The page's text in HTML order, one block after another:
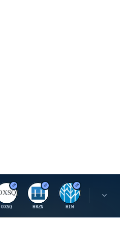
O
OXSQ
H
HRZN
H
HIW
U